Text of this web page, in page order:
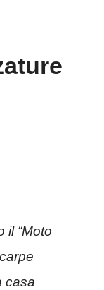
il “Moto
casa